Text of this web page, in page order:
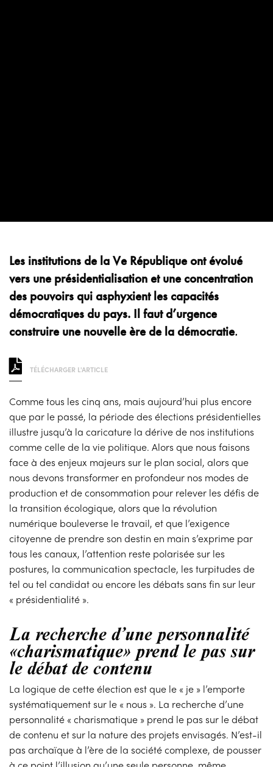
Les institutions de la Ve République ont évolué
vers une présidentialisation et une concentration
des pouvoirs qui asphyxient les capacités
démocratiques du pays. Il faut d’urgence
construire une nouvelle ère de la démocratie.
TÉLÉCHARGER L'ARTICLE
Comme tous les cinq ans, mais aujourd’hui plus encore
que par le passé, la période des élections présidentielles
illustre jusqu’à la caricature la dérive de nos institutions
comme celle de la vie politique. Alors que nous faisons
face à des enjeux majeurs sur le plan social, alors que
nous devons transformer en profondeur nos modes de
production et de consommation pour relever les défis de
la transition écologique, alors que la révolution
numérique bouleverse le travail, et que l’exigence
citoyenne de prendre son destin en main s’exprime par
tous les canaux, l’attention reste polarisée sur les
postures, la communication spectacle, les turpitudes de
tel ou tel candidat ou encore les débats sans fin sur leur
« présidentialité ».
La recherche d’une personnalité
«charismatique» prend le pas sur
le débat de contenu
La logique de cette élection est que le « je » l’emporte
systématiquement sur le « nous ». La recherche d’une
personnalité « charismatique » prend le pas sur le débat
de contenu et sur la nature des projets envisagés. N’est-il
pas archaïque à l’ère de la société complexe, de pousser